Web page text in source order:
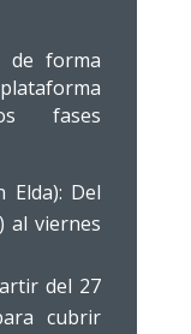
de forma
fases
Elda): Del
al viernes
del 27
cubrir